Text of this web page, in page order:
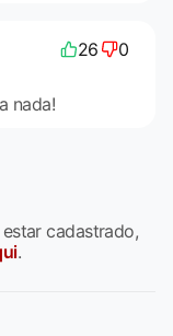
26 0
nada!
cadastrado,
.